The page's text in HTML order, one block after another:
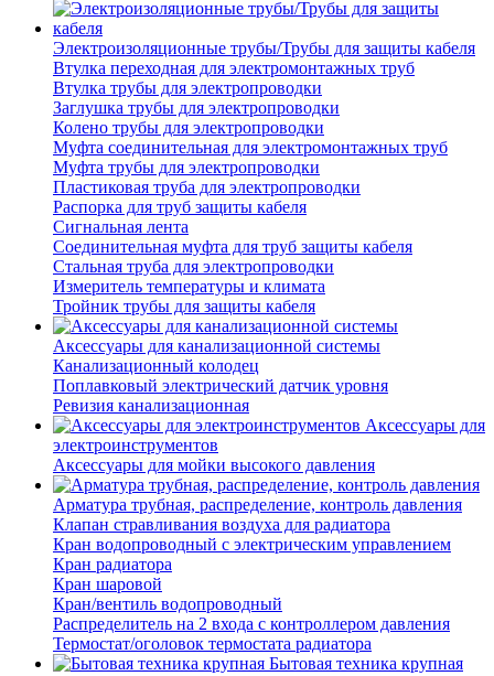
Электроизоляционные трубы/Трубы для защиты кабеля
Втулка переходная для электромонтажных труб
Втулка трубы для электропроводки
Заглушка трубы для электропроводки
Колено трубы для электропроводки
Муфта соединительная для электромонтажных труб
Муфта трубы для электропроводки
Пластиковая труба для электропроводки
Распорка для труб защиты кабеля
Сигнальная лента
Соединительная муфта для труб защиты кабеля
Стальная труба для электропроводки
Измеритель температуры и климата
Тройник трубы для защиты кабеля
Аксессуары для канализационной системы
Канализационный колодец
Поплавковый электрический датчик уровня
Ревизия канализационная
Аксессуары для
электроинструментов
Аксессуары для мойки высокого давления
Арматура трубная, распределение, контроль давления
Клапан стравливания воздуха для радиатора
Кран водопроводный с электрическим управлением
Кран радиатора
Кран шаровой
Кран/вентиль водопроводный
Распределитель на 2 входа с контроллером давления
Термостат/оголовок термостата радиатора
Бытовая техника крупная